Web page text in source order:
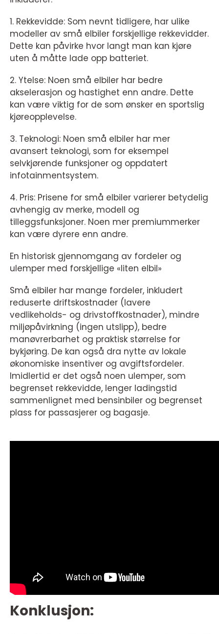
1. Rekkevidde: Som nevnt tidligere, har ulike
modeller av små elbiler forskjellige rekkevidder.
Dette kan påvirke hvor langt man kan kjøre
uten å måtte lade opp batteriet.
2. Ytelse: Noen små elbiler har bedre
akselerasjon og hastighet enn andre. Dette
kan være viktig for de som ønsker en sportslig
kjøreopplevelse.
3. Teknologi: Noen små elbiler har mer
avansert teknologi, som for eksempel
selvkjørende funksjoner og oppdatert
infotainmentsystem.
4. Pris: Prisene for små elbiler varierer betydelig
avhengig av merke, modell og
tilleggsfunksjoner. Noen mer premiummerker
kan være dyrere enn andre.
En historisk gjennomgang av fordeler og
ulemper med forskjellige «liten elbil»
Små elbiler har mange fordeler, inkludert
reduserte driftskostnader (lavere
vedlikeholds- og drivstoffkostnader), mindre
miljøpåvirkning (ingen utslipp), bedre
manøvrerbarhet og praktisk størrelse for
bykjøring. De kan også dra nytte av lokale
økonomiske insentiver og avgiftsfordeler.
Imidlertid er det også noen ulemper, som
begrenset rekkevidde, lenger ladingstid
sammenlignet med bensinbiler og begrenset
plass for passasjerer og bagasje.
Konklusjon: